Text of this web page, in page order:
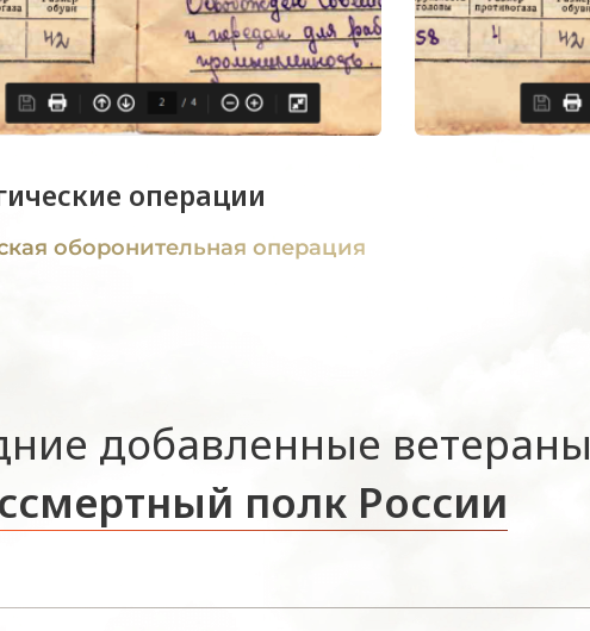
операции
оборонительная операция
добавленные ветераны
полк России